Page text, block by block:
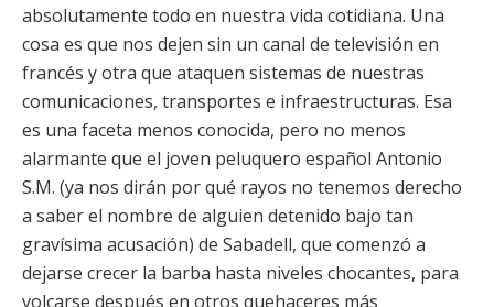
absolutamente todo en nuestra vida cotidiana. Una
cosa es que nos dejen sin un canal de televisión en
francés y otra que ataquen sistemas de nuestras
comunicaciones, transportes e infraestructuras. Esa
es una faceta menos conocida, pero no menos
alarmante que el joven peluquero español Antonio
S.M. (ya nos dirán por qué rayos no tenemos derecho
a saber el nombre de alguien detenido bajo tan
gravísima acusación) de Sabadell, que comenzó a
dejarse crecer la barba hasta niveles chocantes, para
volcarse después en otros quehaceres más